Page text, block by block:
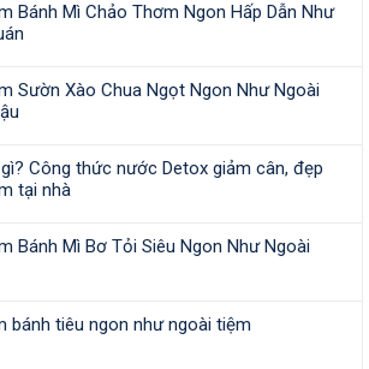
Bánh Mì Chảo Thơm Ngon Hấp Dẫn Như
Sườn Xào Chua Ngọt Ngon Như Ngoài
Công thức nước Detox giảm cân, đẹp
tại nhà
Bánh Mì Bơ Tỏi Siêu Ngon Như Ngoài
bánh tiêu ngon như ngoài tiệm